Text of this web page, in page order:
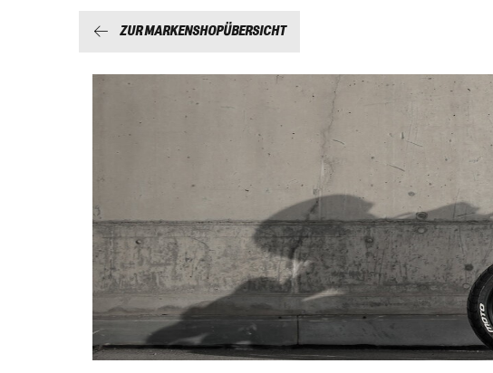
ZUR MARKENSHOPÜBERSICHT